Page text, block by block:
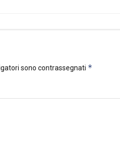
sono contrassegnati *